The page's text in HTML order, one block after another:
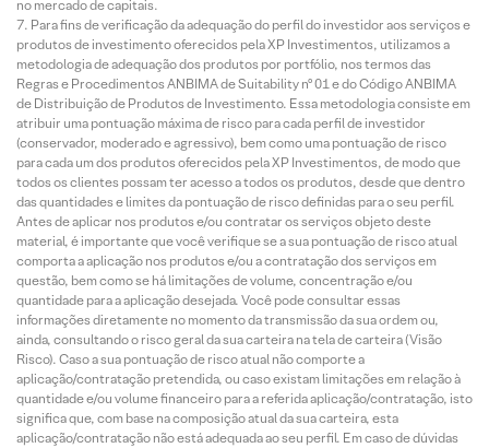
no mercado de capitais.
Para fins de verificação da adequação do perfil do investidor aos serviços e
produtos de investimento oferecidos pela XP Investimentos, utilizamos a
metodologia de adequação dos produtos por portfólio, nos termos das
Regras e Procedimentos ANBIMA de Suitability nº 01 e do Código ANBIMA
de Distribuição de Produtos de Investimento. Essa metodologia consiste em
atribuir uma pontuação máxima de risco para cada perfil de investidor
(conservador, moderado e agressivo), bem como uma pontuação de risco
para cada um dos produtos oferecidos pela XP Investimentos, de modo que
todos os clientes possam ter acesso a todos os produtos, desde que dentro
das quantidades e limites da pontuação de risco definidas para o seu perfil.
Antes de aplicar nos produtos e/ou contratar os serviços objeto deste
material, é importante que você verifique se a sua pontuação de risco atual
comporta a aplicação nos produtos e/ou a contratação dos serviços em
questão, bem como se há limitações de volume, concentração e/ou
quantidade para a aplicação desejada. Você pode consultar essas
informações diretamente no momento da transmissão da sua ordem ou,
ainda, consultando o risco geral da sua carteira na tela de carteira (Visão
Risco). Caso a sua pontuação de risco atual não comporte a
aplicação/contratação pretendida, ou caso existam limitações em relação à
quantidade e/ou volume financeiro para a referida aplicação/contratação, isto
significa que, com base na composição atual da sua carteira, esta
aplicação/contratação não está adequada ao seu perfil. Em caso de dúvidas